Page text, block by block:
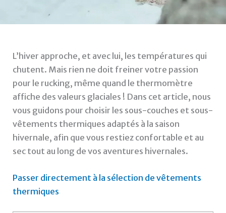
L’hiver approche, et avec lui, les températures qui
chutent. Mais rien ne doit freiner votre passion
pour le rucking, même quand le thermomètre
affiche des valeurs glaciales ! Dans cet article, nous
vous guidons pour choisir les sous-couches et sous-
vêtements thermiques adaptés à la saison
hivernale, afin que vous restiez confortable et au
sec tout au long de vos aventures hivernales.
Passer directement à la sélection de vêtements
thermiques